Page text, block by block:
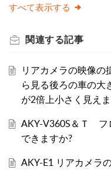
すべて表示する
関連する記事
リアカメラの映像の
ら見る後ろの車の大
が2倍上小さく見えま
AKY-V360S＆Ｔ フ
できますか?
AKY-E1 リアカメラ